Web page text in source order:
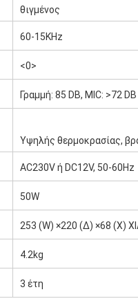
θιγμένος
60-15KHz
<0>
Γραμμή: 85 DB, MIC: >72 DB
Υψηλής θερμοκρασίας,
AC230V ή DC12V, 50-60Hz
50W
253 (W) ×220 (Δ) ×68 (Χ)
4.2kg
3 έτη